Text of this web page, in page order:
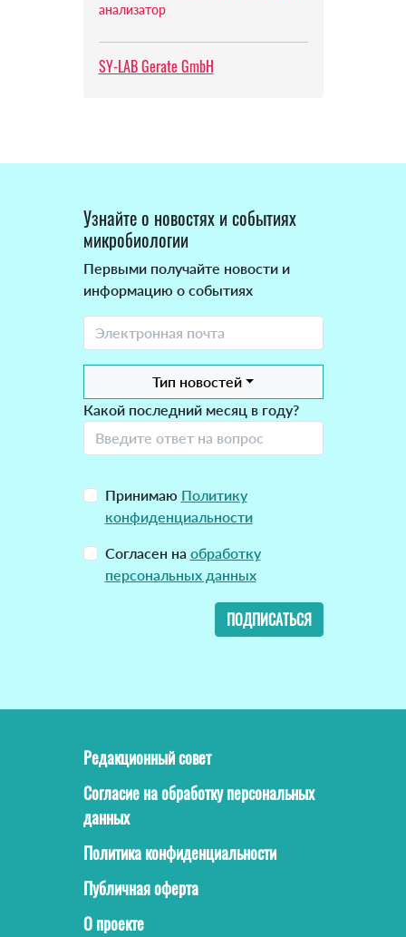
анализатор
SY-LAB Gerate GmbH
Узнайте о новостях и событиях
микробиологии
Первыми получайте новости и
информацию о событиях
Тип новостей
Какой последний месяц в году?
Принимаю Политику
конфиденциальности
Согласен на обработку
персональных данных
ПОДПИСАТЬСЯ
Редакционный совет
Согласие на обработку персональных
данных
Политика конфиденциальности
Публичная оферта
О проекте